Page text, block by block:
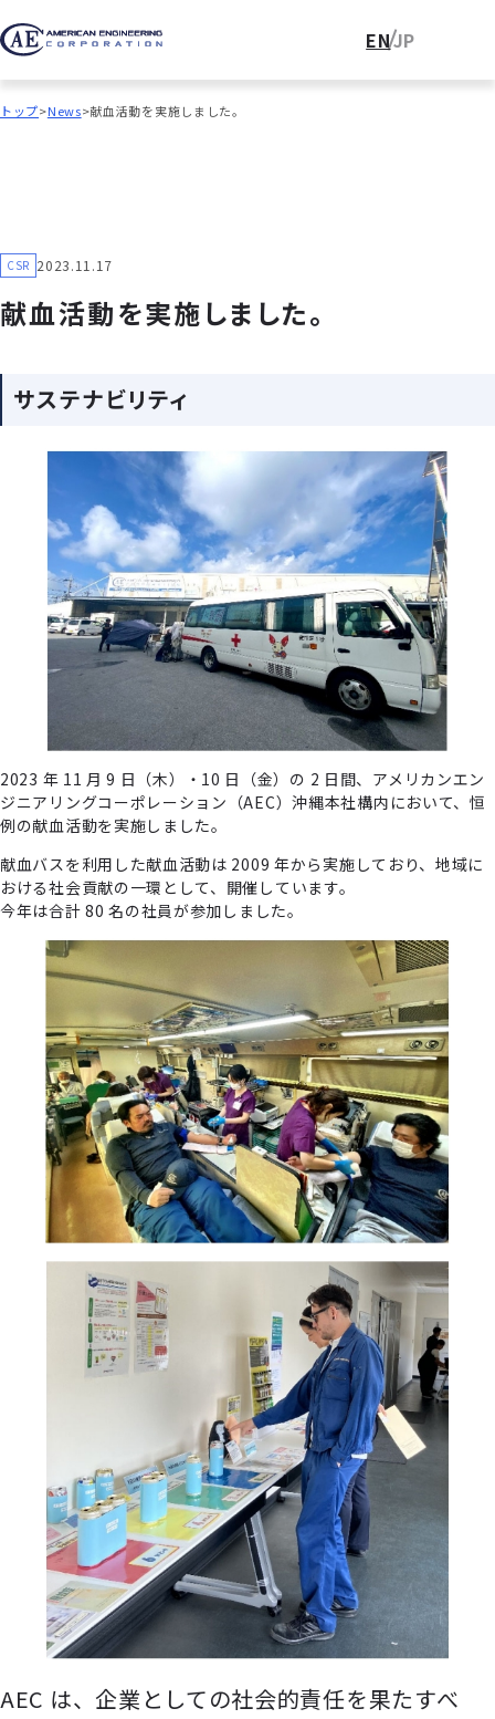
ENJP
トップ News 献⾎活動を実施しました。
CSR 2023.11.17
献⾎活動を実施しました。
サステナビリティ
2023 年 11 ⽉ 9 ⽇（⽊）・10 ⽇（⾦）の 2 ⽇間、アメリカンエン
ジニアリングコーポレーション（AEC）沖縄本社構内において、恒
例の献⾎活動を実施しました。
献⾎バスを利⽤した献⾎活動は 2009 年から実施しており、地域に
おける社会貢献の⼀環として、開催しています。
今年は合計 80 名の社員が参加しました。
AEC は、企業としての社会的責任を果たすべ